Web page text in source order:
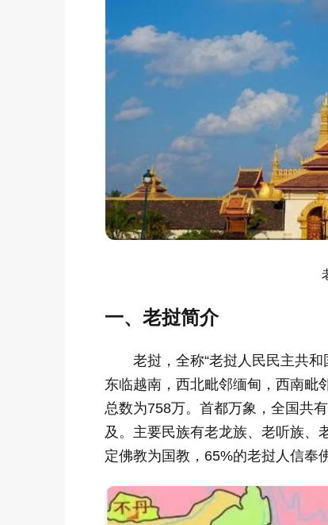
一、老挝简介
老挝，全称“老挝人民民主共
东临越南 ，西北毗邻缅甸 ，西南毗
总数为758万。首都万象 ，全国共
及。主要民族有老龙族、老听族、
定佛教为国教，65%的老挝人信奉